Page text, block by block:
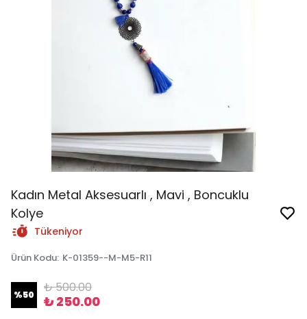
Kadın Metal Aksesuarlı , Mavi , Boncuklu
Kolye
Tükeniyor
Ürün Kodu: K-01359--M-M5-R11
%50 ₺ 500.00
₺ 250.00